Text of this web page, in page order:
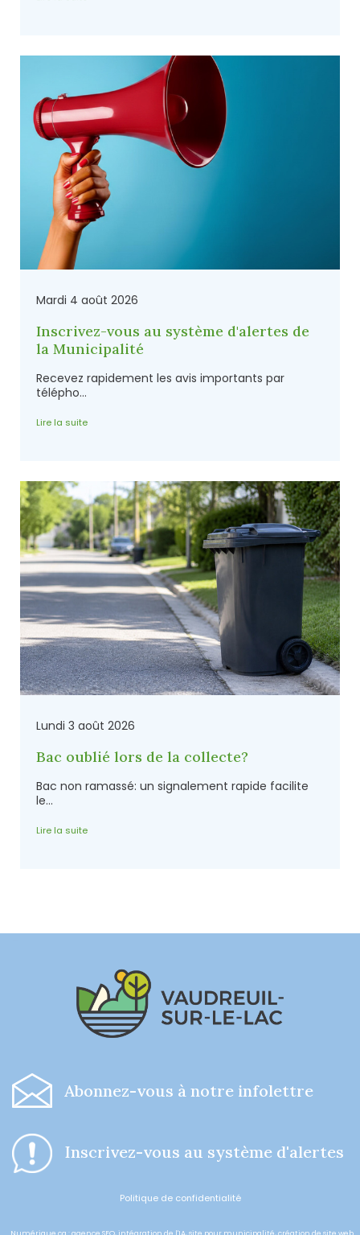
Mardi 4 août 2026
Inscrivez-vous au système d'alertes de
la Municipalité
Recevez rapidement les avis importants par
télépho...
Lire la suite
Lundi 3 août 2026
Bac oublié lors de la collecte?
Bac non ramassé: un signalement rapide facilite
le...
Lire la suite
Abonnez-vous à notre infolettre
Inscrivez-vous au système d'alertes
Politique de confidentialité